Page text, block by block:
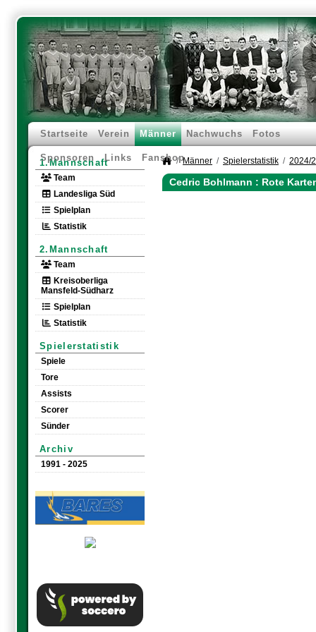
Startseite Verein Männer Nachwuchs Fotos
Sponsoren Links Fanshop
1.Mannschaft
Team
Landesliga Süd
Spielplan
Statistik
2.Mannschaft
Team
Kreisoberliga
Mansfeld-Südharz
Spielplan
Statistik
Spielerstatistik
Spiele
Tore
Assists
Scorer
Sünder
Archiv
1991 - 2025
Männer Spielerstatistik 2024/
Cedric Bohlmann : Rote